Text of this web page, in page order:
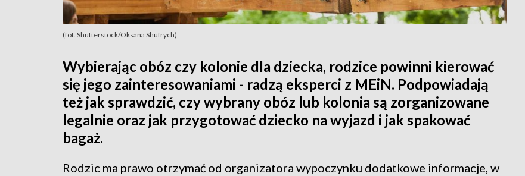
(fot. Shutterstock/Oksana Shufrych)
Wybierając obóz czy kolonie dla dziecka, rodzice powinni kierować
się jego zainteresowaniami - radzą eksperci z MEiN. Podpowiadają
też jak sprawdzić, czy wybrany obóz lub kolonia są zorganizowane
legalnie oraz jak przygotować dziecko na wyjazd i jak spakować
bagaż.
Rodzic ma prawo otrzymać od organizatora wypoczynku dodatkowe informacje, w